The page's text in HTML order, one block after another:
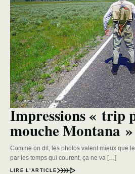
Impressions « trip
mouche Montana »
Comme on dit, les photos valent mieux que
par les temps qui courent, ça ne va […]
LIRE L’ARTICLE